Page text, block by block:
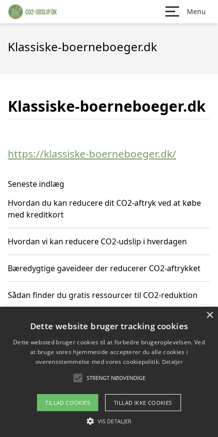
Menu
Klassiske-boerneboeger.dk
Klassiske-boerneboeger.dk
https://klassiske-boerneboeger.dk/
Seneste indlæg
Hvordan du kan reducere dit CO2-aftryk ved at købe
med kreditkort
Hvordan vi kan reducere CO2-udslip i hverdagen
Bæredygtige gaveideer der reducerer CO2-aftrykket
Sådan finder du gratis ressourcer til CO2-reduktion
Hvordan gadgets til hjemmet kan reducere CO2-udslip
Copyright 2026 - Pilanto Aps
Om / kontakt
Blog Betingelser
×
Dette website bruger tracking cookies
Dette websted bruger cookies til at forbedre brugeroplevelsen. Ved
at bruge vores hjemmeside accepterer du alle cookies i
overensstemmelse med vores cookiepolitik. Detaljer
STRENGT NØDVENDIGE
TILLAD COOKIES TILLAD IKKE COOKIES
VIS DETALJER